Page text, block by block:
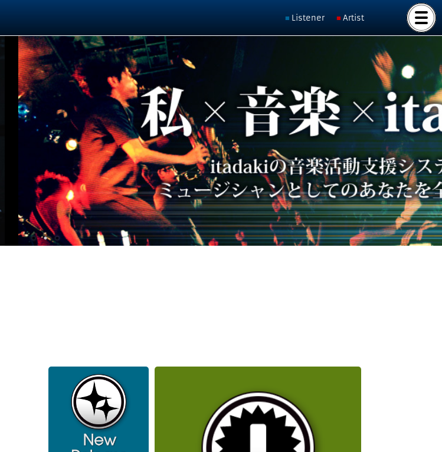
Listener Artist